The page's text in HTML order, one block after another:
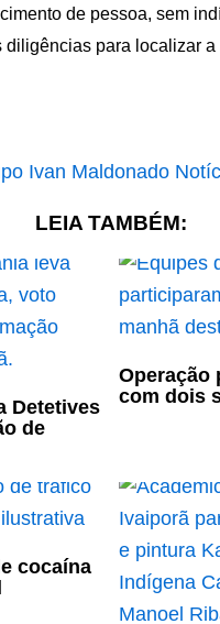
de pessoa, sem
para localizar a
LEIA TAMBÉM:
Detetives
de
Operação
com dois
cocaína